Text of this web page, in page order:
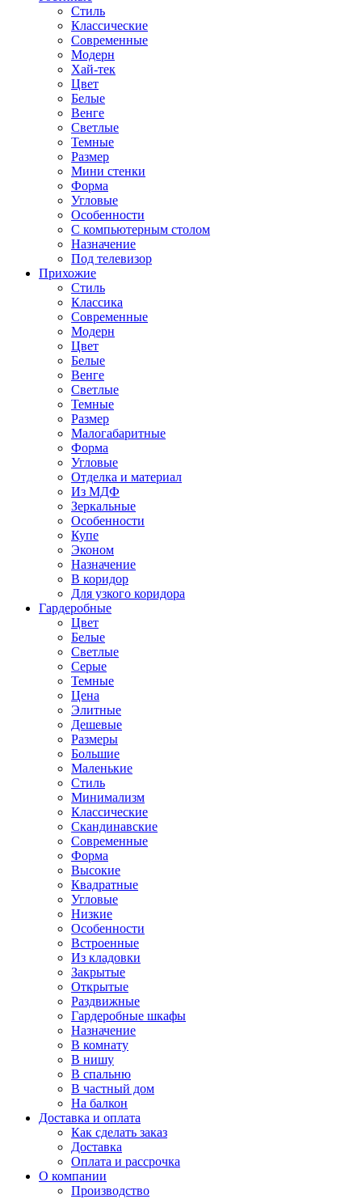
Стиль
Классические
Современные
Модерн
Хай-тек
Цвет
Белые
Венге
Светлые
Темные
Размер
Мини стенки
Форма
Угловые
Особенности
С компьютерным столом
Назначение
Под телевизор
Прихожие
Стиль
Классика
Современные
Модерн
Цвет
Белые
Венге
Светлые
Темные
Размер
Малогабаритные
Форма
Угловые
Отделка и материал
Из МДФ
Зеркальные
Особенности
Купе
Эконом
Назначение
В коридор
Для узкого коридора
Гардеробные
Цвет
Белые
Светлые
Серые
Темные
Цена
Элитные
Дешевые
Размеры
Большие
Маленькие
Стиль
Минимализм
Классические
Скандинавские
Современные
Форма
Высокие
Квадратные
Угловые
Низкие
Особенности
Встроенные
Из кладовки
Закрытые
Открытые
Раздвижные
Гардеробные шкафы
Назначение
В комнату
В нишу
В спальню
В частный дом
На балкон
Доставка и оплата
Как сделать заказ
Доставка
Оплата и рассрочка
О компании
Производство